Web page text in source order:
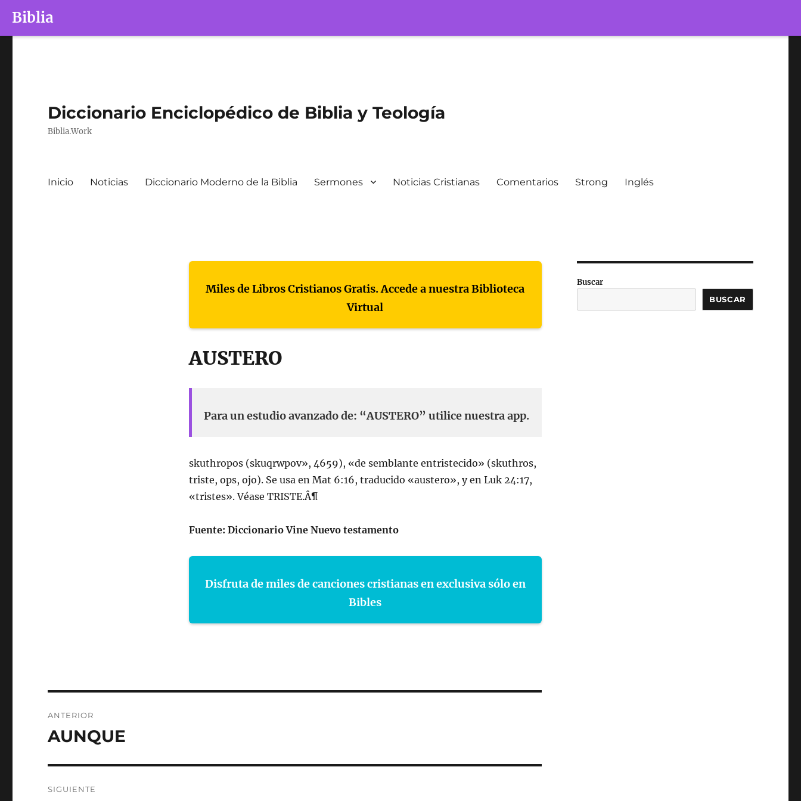
Biblia
Diccionario Enciclopédico de Biblia y Teología
Biblia.Work
Inicio Noticias Diccionario Moderno de la Biblia Sermones Noticias Cristianas Comentarios Strong Inglés
Miles de Libros Cristianos Gratis. Accede a nuestra Biblioteca
Virtual
AUSTERO
Para un estudio avanzado de: “AUSTERO” utilice nuestra app.
skuthropos (skuqrwpov», 4659), «de semblante entristecido» (skuthros,
triste, ops, ojo). Se usa en Mat 6:16, traducido «austero», y en Luk 24:17,
«tristes». Véase TRISTE.Â¶
Fuente: Diccionario Vine Nuevo testamento
Disfruta de miles de canciones cristianas en exclusiva sólo en
Bibles
de
ANTERIOR
Entrada
AUNQUE
SIGUIENTE
Buscar
BUSCAR